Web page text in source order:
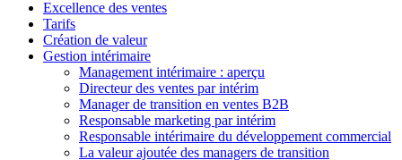
Excellence des ventes
Tarifs
Création de valeur
Gestion intérimaire
Management intérimaire : aperçu
Directeur des ventes par intérim
Manager de transition en ventes B2B
Responsable marketing par intérim
Responsable intérimaire du développement commercial
La valeur ajoutée des managers de transition